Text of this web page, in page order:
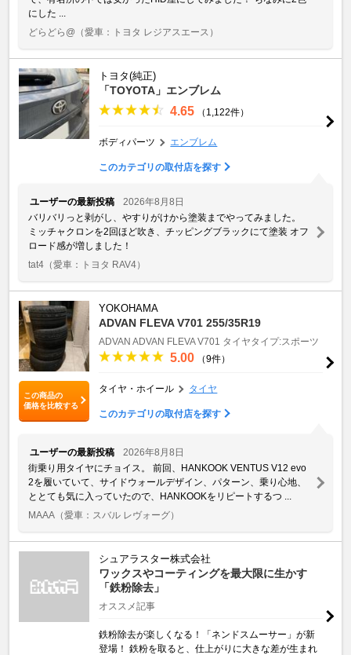
にした ...
どらどら@ （愛車：トヨタ レジアスエース）
トヨタ(純正)
「TOYOTA」エンブレム
4.65 （1,122件）
ボディパーツ エンブレム
このカテゴリの取付店を探す
ユーザーの最新投稿
2026年8月8日
バリバリっと剥がし、やすりがけから塗装までやってみました。
ミッチャクロンを2回ほど吹き、チッピングブラックにて塗装 オフ
ロード感が増しました！
tat4 （愛車：トヨタ RAV4）
この商品の
価格を比較する
YOKOHAMA
ADVAN FLEVA V701 255/35R19
ADVAN ADVAN FLEVA V701 タイヤタイプ:スポーツ
5.00 （9件）
タイヤ・ホイール タイヤ
このカテゴリの取付店を探す
ユーザーの最新投稿
2026年8月8日
街乗り用タイヤにチョイス。 前回、HANKOOK VENTUS V12 evo
2を履いていて、サイドウォールデザイン、パターン、乗り心地、
ととても気に入っていたので、HANKOOKをリピートするつ ...
MAAA （愛車：スバル レヴォーグ）
シュアラスター株式会社
ワックスやコーティングを最大限に生かす
「鉄粉除去」
オススメ記事
鉄粉除去が楽しくなる！「ネンドスムーサー」が新
登場！ 鉄粉を取ると、仕上がりに大きな差が生まれ